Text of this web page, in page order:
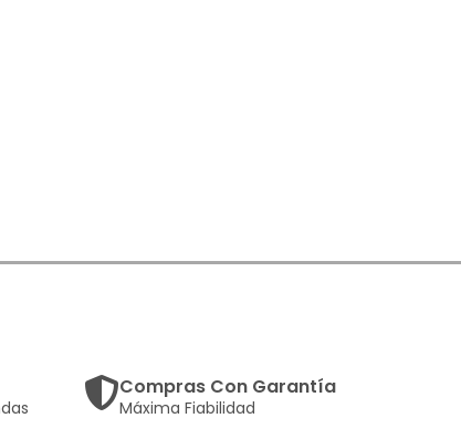
Compras Con Garantía
Máxima Fiabilidad